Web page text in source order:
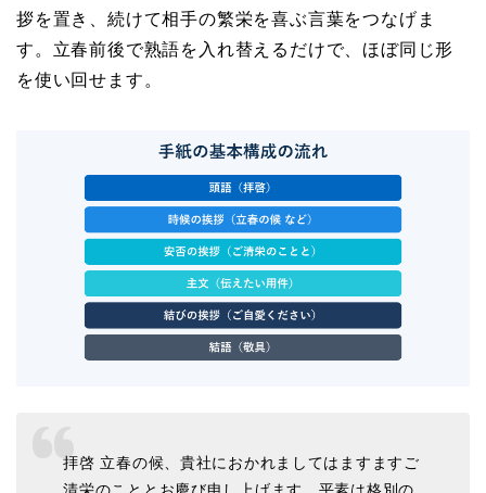
拶を置き、続けて相手の繁栄を喜ぶ言葉をつなげま
す。立春前後で熟語を入れ替えるだけで、ほぼ同じ形
を使い回せます。
拝啓 立春の候、貴社におかれましてはますますご